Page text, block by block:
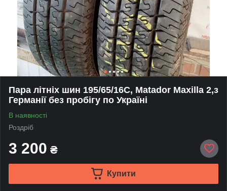
Пара літніх шин 195/65/16С, Matador Maxilla 2,з
Германії без пробігу по Україні
В наявності
Роздріб
3 200 ₴
Купити